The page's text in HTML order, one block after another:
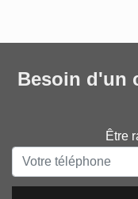
Besoin d'un
Être